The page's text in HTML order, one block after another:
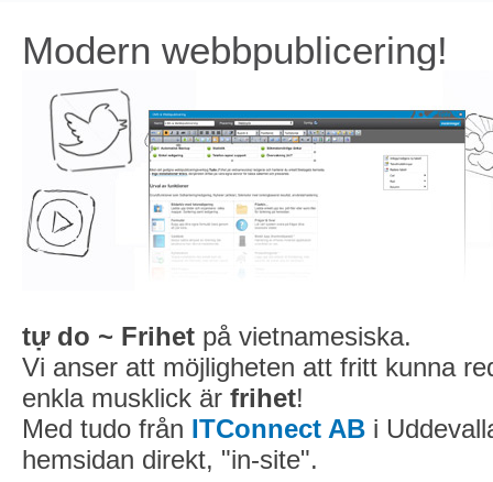
Modern webbpublicering!
tự do ~ Frihet på vietnamesiska.
Vi anser att möjligheten att fritt kunna
enkla musklick är frihet!
Med tudo från ITConnect AB i
hemsidan direkt, "in-site".